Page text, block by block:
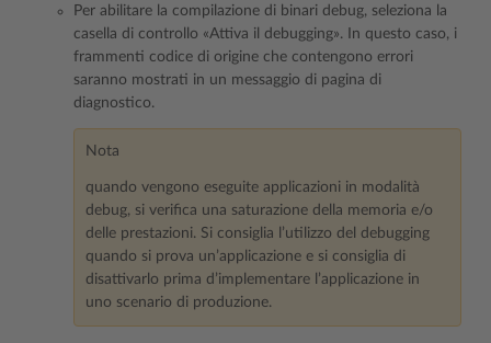
Per abilitare la compilazione di binari debug, seleziona la
casella di controllo «Attiva il debugging». In questo caso, i
frammenti codice di origine che contengono errori
saranno mostrati in un messaggio di pagina di
diagnostico.
Nota
quando vengono eseguite applicazioni in modalità
debug, si verifica una saturazione della memoria e/o
delle prestazioni. Si consiglia l’utilizzo del debugging
quando si prova un’applicazione e si consiglia di
disattivarlo prima d’implementare l’applicazione in
uno scenario di produzione.